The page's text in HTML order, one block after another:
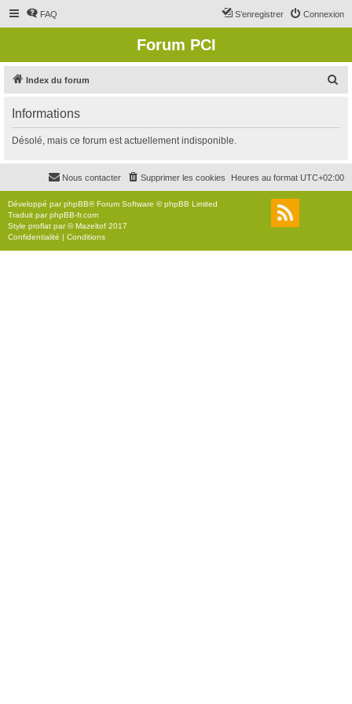
FAQ Connexion
S’enregistrer
Forum PCI
Index du forum
r
c
r
Informations
Désolé, mais ce forum est actuellement indisponible.
Heures au format UTC+02:00
Supprimer les cookies
Nous contacter
Développé parphpBB® Forum Software © phpBB Limited
Traduit parphpBB-fr.com
Style proflat par ©Mazeltof 2017
Confidentialité | Conditions